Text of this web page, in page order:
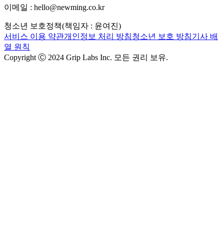
이메일 : hello@newming.co.kr
청소년 보호정책(책임자 : 윤여진)
서비스 이용 약관개인정보 처리 방침청소년 보호 방침기사 배
열 원칙
Copyright Ⓒ 2024 Grip Labs Inc. 모든 권리 보유.